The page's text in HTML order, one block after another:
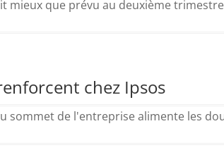
que prévu au deuxième
chez Ipsos
de l'entreprise alimente les